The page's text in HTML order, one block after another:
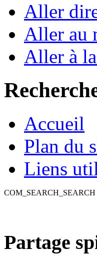
Aller
Aller au
Aller à
Accueil
Plan du
Liens
COM_SEARCH_SEARCH
Partage